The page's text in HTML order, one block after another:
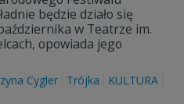
będzie działo się
w Teatrze im.
opowiada jego
Cygler Trójka
KULTURA